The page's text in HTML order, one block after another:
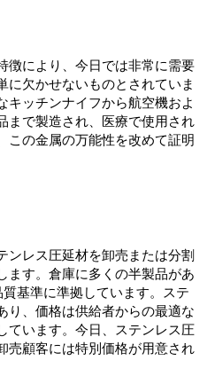
徴により、今日では非常に需要
に欠かせないものとされていま
キッチンナイフから航空機およ
まで製造され、医療で使用され
この金属の万能性を改めて証明
ンレス圧延材を卸売または分割
ます。倉庫に多くの半製品があ
基準に準拠しています。ステ
り、価格は供給者からの最適な
ています。今日、ステンレス圧
売顧客には特別価格が用意され